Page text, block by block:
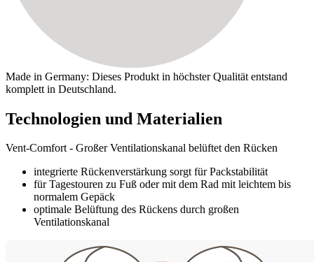
Made in Germany: Dieses Produkt in höchster Qualität entstand
komplett in Deutschland.
Technologien und Materialien
Vent-Comfort - Großer Ventilationskanal belüftet den Rücken
integrierte Rückenverstärkung sorgt für Packstabilität
für Tagestouren zu Fuß oder mit dem Rad mit leichtem bis
normalem Gepäck
optimale Belüftung des Rückens durch großen
Ventilationskanal